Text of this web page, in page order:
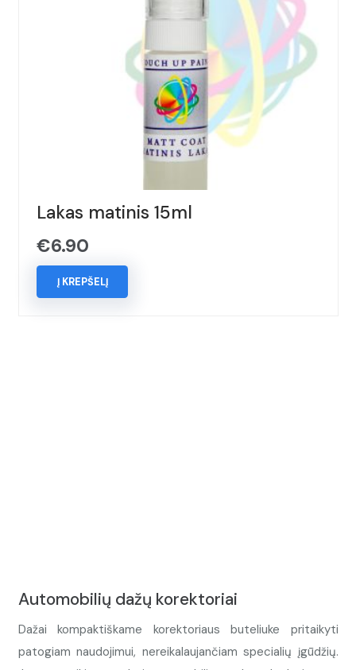
Lakas matinis 15ml
€6.90
Į KREPŠELĮ
Automobilių dažų korektoriai
Dažai kompaktiškame korektoriaus buteliuke pritaikyti
patogiam naudojimui, nereikalaujančiam specialių įgūdžių.